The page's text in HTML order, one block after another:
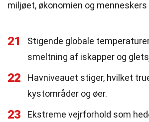
miljøet, økonomien og menneskers
21
Stigende globale
smeltning af iskapper og
22
Havniveauet stiger, hvilket
kystområder og øer.
23 Ekstreme vejrforhold som